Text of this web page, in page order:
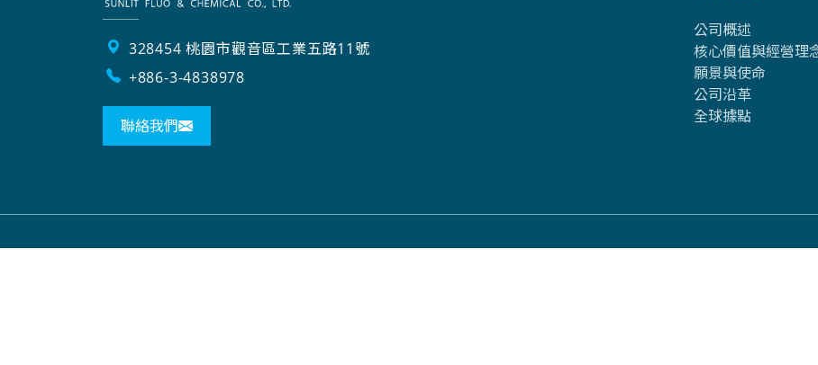
328454 桃園市觀音區工業五路11號
+886-3-4838978
聯絡我們
公司概述
核心價值與經營理
願景與使命
公司沿革
全球據點